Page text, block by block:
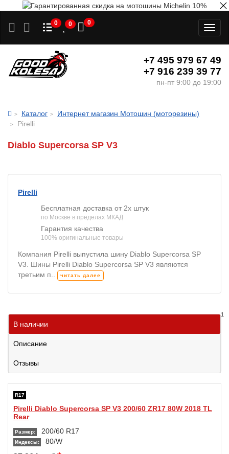
0 0 0
+7 495 979 67 49
+7 916 239 39 77
пн-пт 9:00 до 19:00
Каталог
Интернет магазин Мотошин (моторезины)
Pirelli
Diablo Supercorsa SP V3
Pirelli
Бесплатная доставка от 2х штук
по Москве в пределах МКАД
Гарантия качества
100% оригинальные товары
Компания Pirelli выпустила шину Diablo Supercorsa SP
V3. Шины Pirelli Diablo Supercorsa SP V3 являются
третьим п..
читать далее
В наличии
1
Описание
Отзывы
R17
Pirelli Diablo Supercorsa SP V3 200/60 ZR17 80W 2018 TL
Rear
Размер: 200/60 R17
Индексы: 80/W